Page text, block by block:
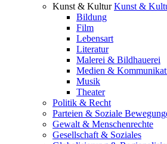
Kunst & Kultur Kunst &
Bildung
Film
Lebensart
Literatur
Malerei & Bildhauerei
Medien &
Musik
Theater
Politik & Recht
Parteien & Soziale
Gewalt & Menschenrechte
Gesellschaft & Soziales